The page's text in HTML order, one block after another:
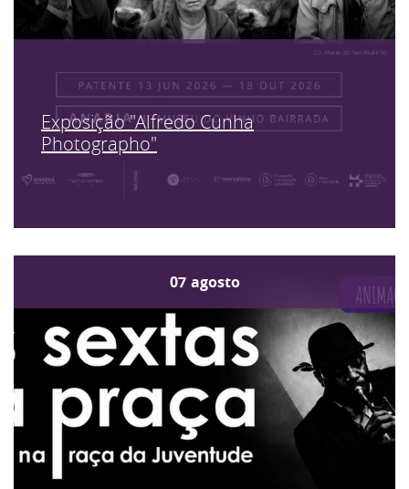
Exposição "Alfredo Cunha
Photographo"
07 agosto